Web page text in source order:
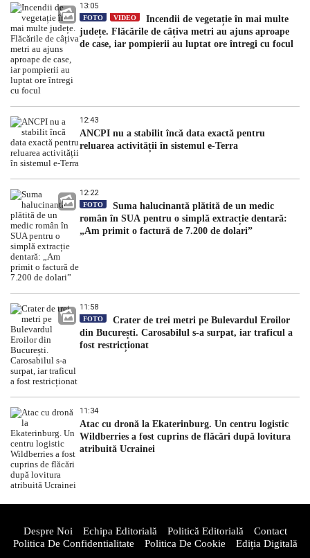
13:05
FOTO VIDEO
Incendii de vegetație în mai multe
județe. Flăcările de câțiva metri au ajuns aproape
de case, iar pompierii au luptat ore întregi cu focul
12:43
ANCPI nu a stabilit încă data exactă pentru
reluarea activității în sistemul e-Terra
12:22
FOTO
Suma halucinantă plătită de un medic
român în SUA pentru o simplă extracție dentară:
„Am primit o factură de 7.200 de dolari”
11:58
FOTO
Crater de trei metri pe Bulevardul Eroilor
din București. Carosabilul s-a surpat, iar traficul a
fost restricționat
11:34
Atac cu dronă la Ekaterinburg. Un centru logistic
Wildberries a fost cuprins de flăcări după lovitura
atribuită Ucrainei
Despre Noi Echipa Editorială Politică Editorială
Contact
Politica De Confidentialitate
Politica De Cookie Ediția Digitală